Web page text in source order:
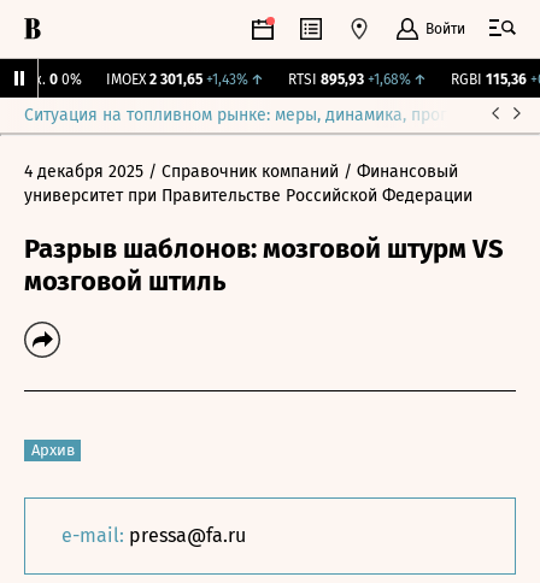
Войти
0 0% IMOEX 2 301,65 +1,43%↑ RTSI 895,93 +1,68%↑ RGBI 115,36
Ситуация на топливном рынке: меры, динамика, прогнозы
4 декабря 2025 / Справочник компаний / Финансовый
университет при Правительстве Российской Федерации
Разрыв шаблонов: мозговой штурм VS
мозговой штиль
Архив
e-mail: pressa@fa.ru